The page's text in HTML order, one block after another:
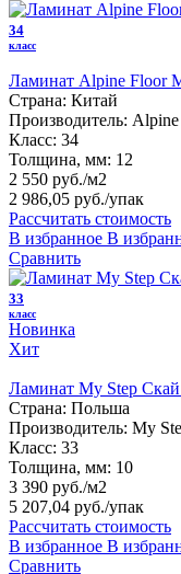
34
класс
Ламинат Alpine Floor
Страна: Китай
Производитель:
Класс: 34
Толщина, мм: 12
2 550 руб./м2
2 986,05 руб./упак
Рассчитать стоимость
В избранное В
Сравнить
33
класс
Новинка
Хит
Ламинат My Step
Страна: Польша
Производитель: My
Класс: 33
Толщина, мм: 10
3 390 руб./м2
5 207,04 руб./упак
Рассчитать стоимость
В избранное В
Сравнить